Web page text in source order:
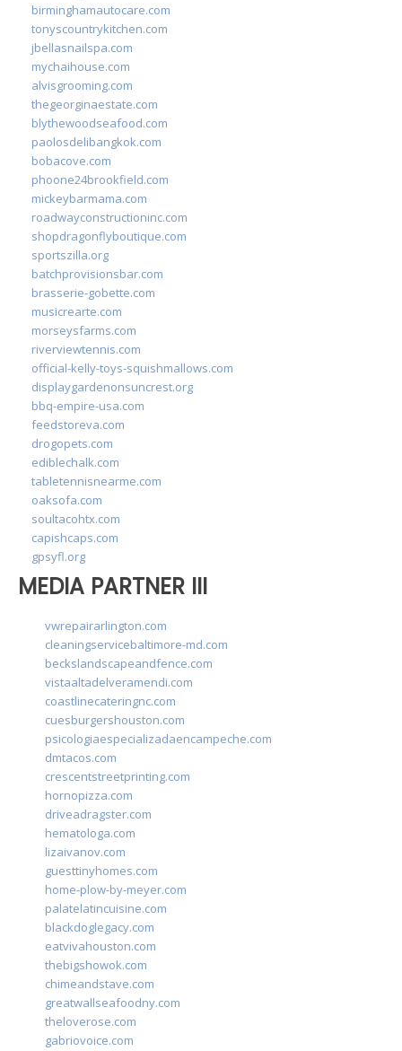
birminghamautocare.com
tonyscountrykitchen.com
jbellasnailspa.com
mychaihouse.com
alvisgrooming.com
thegeorginaestate.com
blythewoodseafood.com
paolosdelibangkok.com
bobacove.com
phoone24brookfield.com
mickeybarmama.com
roadwayconstructioninc.com
shopdragonflyboutique.com
sportszilla.org
batchprovisionsbar.com
brasserie-gobette.com
musicrearte.com
morseysfarms.com
riverviewtennis.com
official-kelly-toys-squishmallows.com
displaygardenonsuncrest.org
bbq-empire-usa.com
feedstoreva.com
drogopets.com
ediblechalk.com
tabletennisnearme.com
oaksofa.com
soultacohtx.com
capishcaps.com
gpsyfl.org
MEDIA PARTNER III
vwrepairarlington.com
cleaningservicebaltimore-md.com
beckslandscapeandfence.com
vistaaltadelveramendi.com
coastlinecateringnc.com
cuesburgershouston.com
psicologiaespecializadaencampeche.com
dmtacos.com
crescentstreetprinting.com
hornopizza.com
driveadragster.com
hematologa.com
lizaivanov.com
guesttinyhomes.com
home-plow-by-meyer.com
palatelatincuisine.com
blackdoglegacy.com
eatvivahouston.com
thebigshowok.com
chimeandstave.com
greatwallseafoodny.com
theloverose.com
gabriovoice.com